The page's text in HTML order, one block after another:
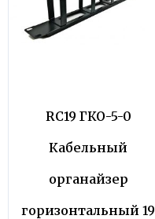
RC19 ГКО-5-0
Кабельный
органайзер
горизонтальный 19